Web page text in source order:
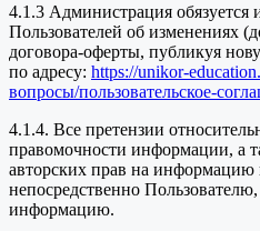
4.1.3 Администрация обязуется
Пользователей об изменениях
договора-оферты, публикуя
по адресу: https://unikor-
вопросы/пользовательское-
4.1.4. Все претензии
правомочности информации, а
авторских прав на информацию
непосредственно
информацию.